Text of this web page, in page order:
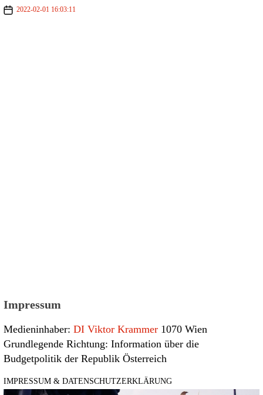
2022-02-01 16:03:11
Impressum
Medieninhaber: DI Viktor Krammer 1070 Wien
Grundlegende Richtung: Information über die
Budgetpolitik der Republik Österreich
IMPRESSUM & DATENSCHUTZERKLÄRUNG